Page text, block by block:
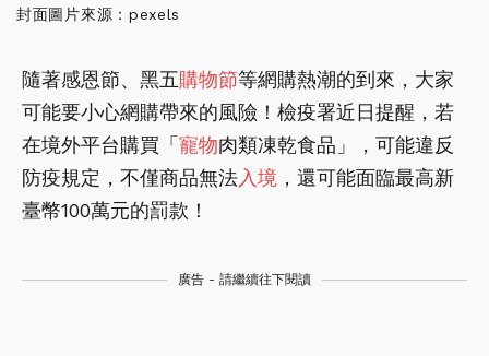
封面圖片來源：pexels
隨著感恩節、黑五購物節等網購熱潮的到來，大家
可能要小心網購帶來的風險！檢疫署近日提醒，若
在境外平台購買「 寵物肉類凍乾食品」，可能違反
防疫規定，不僅商品無法入境 ，還可能面臨最高新
臺幣100萬元的罰款！
廣告 - 請繼續往下閱讀